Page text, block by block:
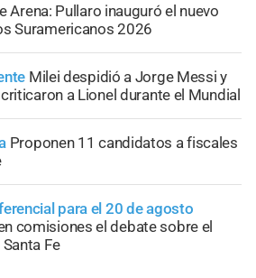
Arena: Pullaro inauguró el nuevo
Suramericanos 2026
Milei despidió a Jorge Messi y
a Lionel durante el Mundial
Proponen 11 candidatos a fiscales
para el 20 de agosto
comisiones el debate sobre el
Fe